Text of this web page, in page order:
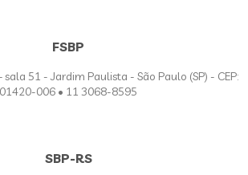
FSBP
51 - Jardim Paulista - São Paulo (SP) - CEP:
01420-006 • 11 3068-8595
SBP-RS